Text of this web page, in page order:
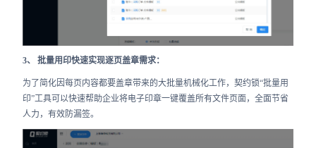
3、 批量用印快速实现逐页盖章需求：
为了简化因每页内容都要盖章带来的大批量机械化工作，契约锁“批量用
印”工具可以快速帮助企业将电子印章一键覆盖所有文件页面，全面节省
人力，有效防漏签。